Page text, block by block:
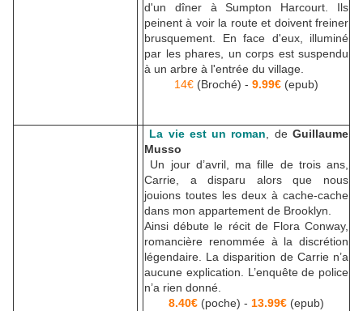
d'un dîner à Sumpton Harcourt. Ils
peinent à voir la route et doivent freiner
brusquement. En face d'eux, illuminé
par les phares, un corps est suspendu
à un arbre à l'entrée du village.
14€ (Broché) - 9.99€ (epub)
La vie est un roman , deGuillaume
Musso
Un jour d’avril, ma fille de trois ans,
Carrie, a disparu alors que nous
jouions toutes les deux à cache-cache
dans mon appartement de Brooklyn.
Ainsi débute le récit de Flora Conway,
romancière renommée à la discrétion
légendaire. La disparition de Carrie n’a
aucune explication. L’enquête de police
n’a rien donné.
8.40€ (poche) - 13.99€ (epub)